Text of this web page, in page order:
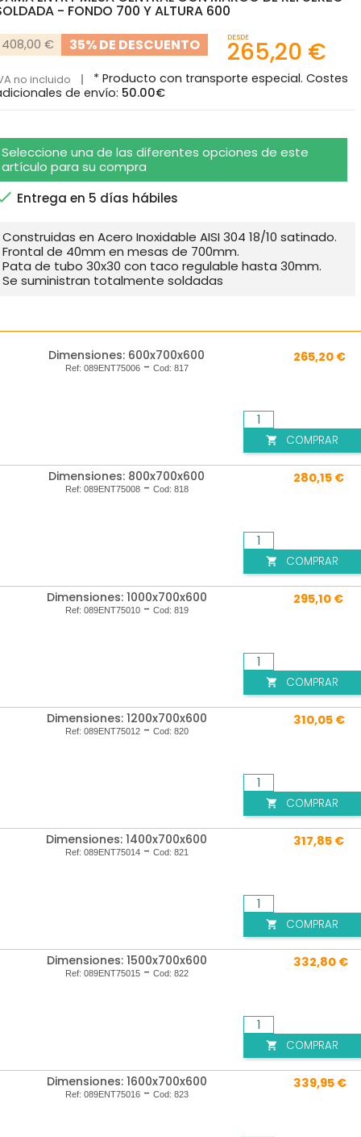
- FONDO 700 Y ALTURA 600
408,00 € 35% DE DESCUENTO DESDE
265,20 €
no incluido
* Producto con transporte especial. Costes
de envío: 50.00€
Seleccione una de las diferentes opciones de este
artículo para su compra
Entrega en 5 días hábiles
Construidas en Acero Inoxidable AISI 304 18/10 satinado.
Frontal de 40mm en mesas de 700mm.
Pata de tubo 30x30 con taco regulable hasta 30mm.
Se suministran totalmente soldadas
Dimensiones: 600x700x600
Ref: 089ENT75006- Cod: 817
265,20 €
 COMPRAR
Dimensiones: 800x700x600
Ref: 089ENT75008- Cod: 818
280,15 €
 COMPRAR
Dimensiones: 1000x700x600
Ref: 089ENT75010- Cod: 819
295,10 €
 COMPRAR
Dimensiones: 1200x700x600
Ref: 089ENT75012- Cod: 820
310,05 €
 COMPRAR
Dimensiones: 1400x700x600
Ref: 089ENT75014- Cod: 821
317,85 €
 COMPRAR
Dimensiones: 1500x700x600
Ref: 089ENT75015- Cod: 822
332,80 €
 COMPRAR
Dimensiones: 1600x700x600
Ref: 089ENT75016- Cod: 823
339,95 €